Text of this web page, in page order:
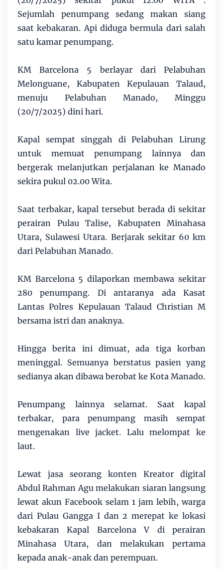
Sejumlah penumpang sedang makan siang
saat kebakaran. Api diduga bermula dari salah
satu kamar penumpang.
KM Barcelona 5 berlayar dari Pelabuhan
Melonguane, Kabupaten Kepulauan Talaud,
menuju Pelabuhan Manado, Minggu
(20/7/2025) dini hari.
Kapal sempat singgah di Pelabuhan Lirung
untuk memuat penumpang lainnya dan
bergerak melanjutkan perjalanan ke Manado
sekira pukul 02.00 Wita.
Saat terbakar, kapal tersebut berada di sekitar
perairan Pulau Talise, Kabupaten Minahasa
Utara, Sulawesi Utara. Berjarak sekitar 60 km
dari Pelabuhan Manado.
KM Barcelona 5 dilaporkan membawa sekitar
280 penumpang. Di antaranya ada Kasat
Lantas Polres Kepulauan Talaud Christian M
bersama istri dan anaknya.
Hingga berita ini dimuat, ada tiga korban
meninggal. Semuanya berstatus pasien yang
sedianya akan dibawa berobat ke Kota Manado.
Penumpang lainnya selamat. Saat kapal
terbakar, para penumpang masih sempat
mengenakan live jacket. Lalu melompat ke
laut.
Lewat jasa seorang konten Kreator digital
Abdul Rahman Agu melakukan siaran langsung
lewat akun Facebook selam 1 jam lebih, warga
dari Pulau Gangga I dan 2 merepat ke lokasi
kebakaran Kapal Barcelona V di perairan
Minahasa Utara, dan melakukan pertama
kepada anak-anak dan perempuan.